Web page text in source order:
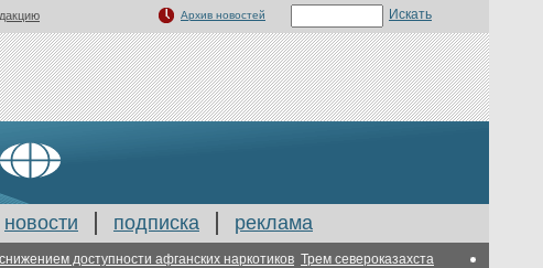
Архив новостей
новости подписка реклама
доступности афганских наркотиков Трем североказахстанским